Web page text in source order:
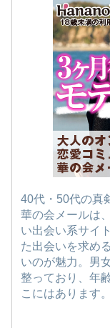
40代・50代の真
華の会メールは
い出会い系サイ
た出会いを求め
いのが魅力。男
整っており、年
こにはあります。